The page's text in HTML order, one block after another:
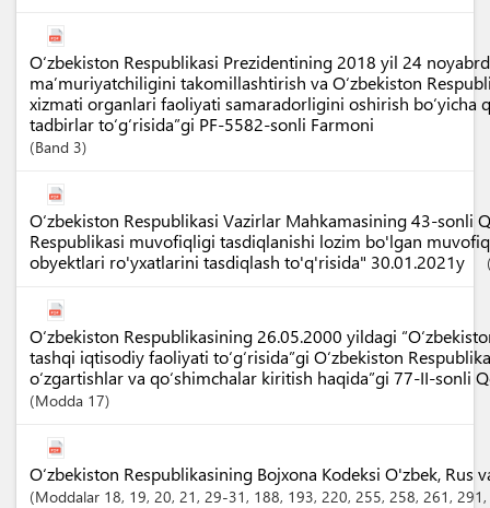
O‘zbekiston Respublikasi Prezidentining 2018 yil 24
ma’muriyatchiligini takomillashtirish va O‘zbekiston
xizmati organlari faoliyati samaradorligini oshirish bo‘yicha
tadbirlar to‘g‘risida”gi PF-5582-sonli Farmoni
Band 3
O‘zbekiston Respublikasi Vazirlar Mahkamasining 43-sonli
Respublikasi muvofiqligi tasdiqlanishi lozim bo'lgan
obyektlari ro'yxatlarini tasdiqlash to'q'risida" 30.01.2021y
O‘zbekiston Respublikasining 26.05.2000 yildagi
tashqi iqtisodiy faoliyati to‘g‘risida”gi O‘zbekiston
o‘zgartishlar va qo‘shimchalar kiritish haqida”gi 77-II-sonli
Modda 17
O‘zbekiston Respublikasining Bojxona Kodeksi O'zbek, Rus
Moddalar 18, 19, 20, 21 , 29-31 , 188, 193, 220, 255, 258, 261 , 291